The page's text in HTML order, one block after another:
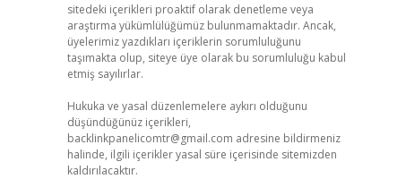
sitedeki içerikleri proaktif olarak denetleme veya
araştırma yükümlülüğümüz bulunmamaktadır. Ancak,
üyelerimiz yazdıkları içeriklerin sorumluluğunu
taşımakta olup, siteye üye olarak bu sorumluluğu kabul
etmiş sayılırlar.
Hukuka ve yasal düzenlemelere aykırı olduğunu
düşündüğünüz içerikleri,
backlinkpanelicomtr@gmail.com adresine bildirmeniz
halinde, ilgili içerikler yasal süre içerisinde sitemizden
kaldırılacaktır.